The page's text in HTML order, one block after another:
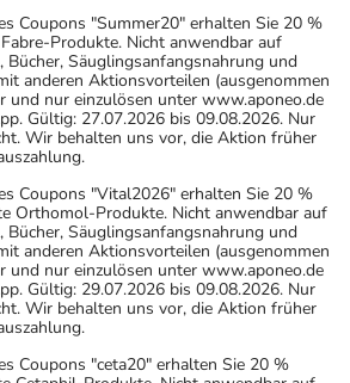
Coupons "Summer20" erhalten Sie 20 %
Produkte. Nicht anwendbar auf
Säuglingsanfangsnahrung und
anderen Aktionsvorteilen (ausgenommen
und nur einzulösen unter www.aponeo.de
Gültig: 27.07.2026 bis 09.08.2026. Nur
Wir behalten uns vor, die Aktion früher
Coupons "Vital2026" erhalten Sie 20 %
Orthomol-Produkte. Nicht anwendbar auf
Säuglingsanfangsnahrung und
anderen Aktionsvorteilen (ausgenommen
und nur einzulösen unter www.aponeo.de
Gültig: 29.07.2026 bis 09.08.2026. Nur
Wir behalten uns vor, die Aktion früher
Coupons "ceta20" erhalten Sie 20 %